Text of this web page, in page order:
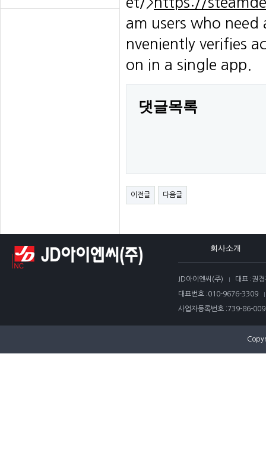
am users who
nveniently verifies
on in a single app.
댓글목록
이전글 다음글
회사소개
JD아이엔씨(주) 대표 :권경
대표번호 :010-9676-3309
사업자등록번호 :739-86-